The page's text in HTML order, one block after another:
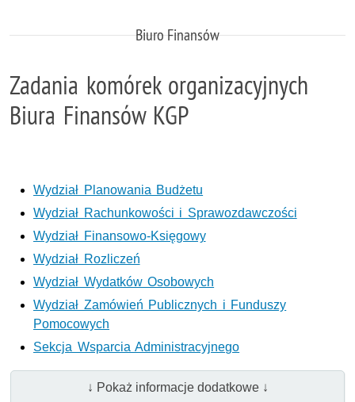
Biuro Finansów
Zadania komórek organizacyjnych
Biura Finansów KGP
Wydział Planowania Budżetu
Wydział Rachunkowości i Sprawozdawczości
Wydział Finansowo-Księgowy
Wydział Rozliczeń
Wydział Wydatków Osobowych
Wydział Zamówień Publicznych i Funduszy
Pomocowych
Sekcja Wsparcia Administracyjnego
↓ Pokaż informacje dodatkowe ↓